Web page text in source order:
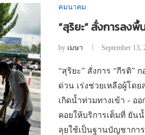
คมนาคม
“สุริยะ” สั่งการลง
by เมษา September 13,
“สุริยะ” สั่งการ “กีรติ”
ด่วน เร่งช่วยเหลือผู้โด
เกิดน้ำท่วมทางเข้า - อ
คอยให้บริการเต็มที่ ยัน
ลุยใช้เป็นฐานบัญชากา